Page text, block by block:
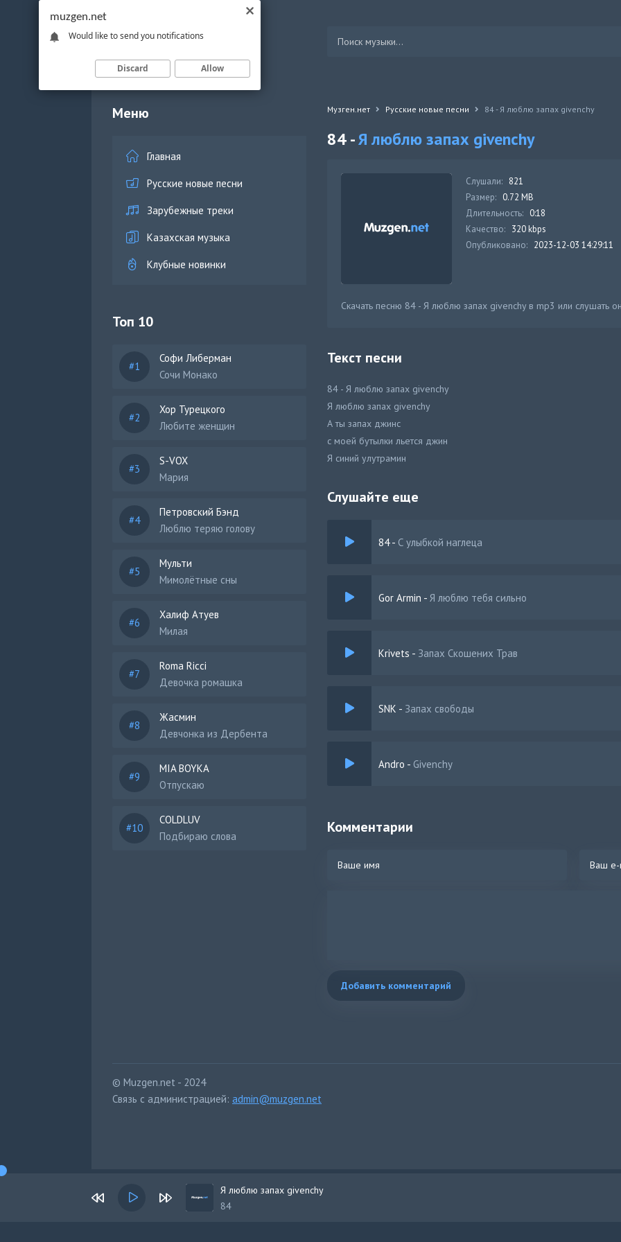
Меню
Главная
Русские новые песни
Зарубежные треки
Казахская музыка
Клубные новинки
Топ 10
Софи Либерман
Сочи Монако
Хор Турецкого
Любите женщин
S-VOX
Мария
Петровский Бэнд
Люблю теряю голову
Мульти
Мимолётные сны
Халиф Атуев
Милая
Roma Ricci
Девочка ромашка
Жасмин
Девчонка из Дербента
MIA BOYKA
Отпускаю
COLDLUV
Подбираю слова
Музген.нет Русские новые песни 84 - Я люблю запах givenchy
84 -Я люблю запах givenchy
Слушали: 821
Размер: 0.72 MB
Длительность: 0:18
Качество: 320 kbps
Опубликовано: 2023-12-03 14:29:11
Скачать песню 84 - Я люблю запах givenchy в mp3 или слушать
Текст песни
84 - Я люблю запах givenchy
Я люблю запах givenchy
А ты запах джинс
с моей бутылки льется джин
Я синий улутрамин
Слушайте еще
84- С улыбкой наглеца
Gor Armin - Я люблю тебя сильно
Krivets - Запах Скошених Трав
SNK - Запах свободы
Andro - Givenchy
Комментарии
Добавить комментарий
© Muzgen.net - 2024
Связь с администрацией: admin@muzgen.net
muzgen.net
Would like to send you notifications
Discard Allow
Я люблю запах givenchy
84